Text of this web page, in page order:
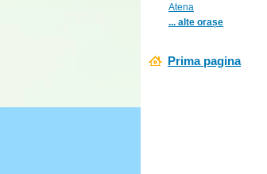
Atena
... alte orașe
Prima pagina